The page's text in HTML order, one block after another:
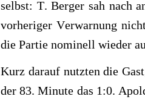
selbst: T. Berger sah nach
vorheriger Verwarnung
die Partie nominell wieder
Kurz darauf nutzten die
der 83. Minute das 1:0.